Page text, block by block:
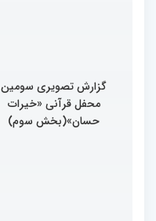
گزارش تصویری سومین
محفل قرآنی «خیرات
حسان»(بخش سوم)